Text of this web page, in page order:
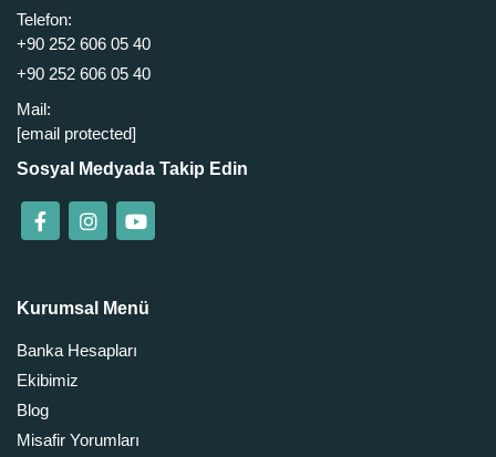
Telefon:
+90 252 606 05 40
+90 252 606 05 40
Mail:
[email protected]
Sosyal Medyada Takip Edin
Kurumsal Menü
Banka Hesapları
Ekibimiz
Blog
Misafir Yorumları